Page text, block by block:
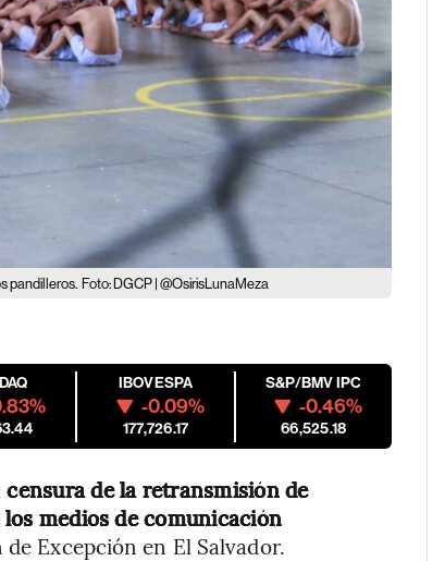
pandilleros. Foto: DGCP | @OsirisLunaMeza
IBOVESPA
-0.09%
177,726.17
S&P/BMV IPC
-0.46%
66,525.18
censura de la retransmisión de
medios de comunicación
Excepción en El Salvador.